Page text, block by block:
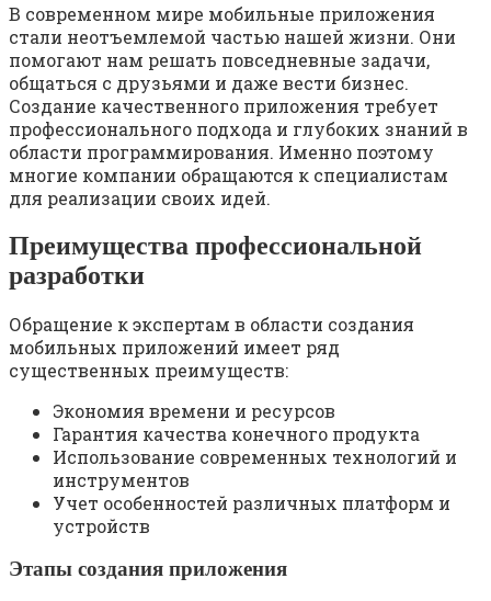
В современном мире мобильные приложения
стали неотъемлемой частью нашей жизни. Они
помогают нам решать повседневные задачи,
общаться с друзьями и даже вести бизнес.
Создание качественного приложения требует
профессионального подхода и глубоких знаний в
области программирования. Именно поэтому
многие компании обращаются к специалистам
для реализации своих идей.
Преимущества профессиональной
разработки
Обращение к экспертам в области создания
мобильных приложений имеет ряд
существенных преимуществ:
Экономия времени и ресурсов
Гарантия качества конечного продукта
Использование современных технологий и
инструментов
Учет особенностей различных платформ и
устройств
Этапы создания приложения